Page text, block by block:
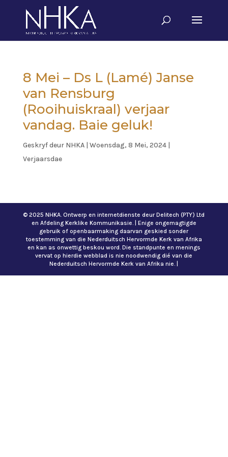
8 Mei – Ds L (Lamé) Janse
van Rensburg
(Rooihuiskraal) verjaar
vandag. Baie geluk!
Geskryf deur NHKA| Woensdag, 8 Mei, 2024|
Verjaarsdae
© 2025 NHKA. Ontwerp en internetdienste deur Delitech (PTY) Ltd
en Afdeling Kerklike Kommunikasie. | Enige ongemagtigde
gebruik of openbaarmaking daarvan geskied sonder
toestemming van die Nederduitsch Hervormde Kerk van Afrika
en kan as onwettig beskou word. Die standpunte en menings
vervat op hierdie webblad is nie noodwendig dié van die
Nederduitsch Hervormde Kerk van Afrika nie. |